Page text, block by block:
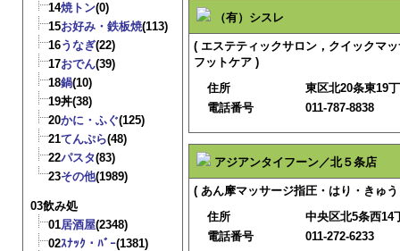
14焼トン(0)
15お好み・鉄板焼(113)
16うなぎ(22)
17おでん(39)
18鍋(10)
19丼(38)
20かに・ふぐ(125)
21てんぷら(48)
22パスタ(83)
23その他(1989)
03飲み処
01居酒屋(2348)
02ｽﾅｯｸ・ﾊﾞｰ(1381)
（有）シスレ
( エステティックサロン，クイックマ
フットケア )
住所
東区北20条東19
電話番号
011-787-8838
アジアンタイフーン／北５条店
( あん摩マッサージ指圧・はり・きゅ
住所
中央区北5条西14
電話番号
011-272-6233